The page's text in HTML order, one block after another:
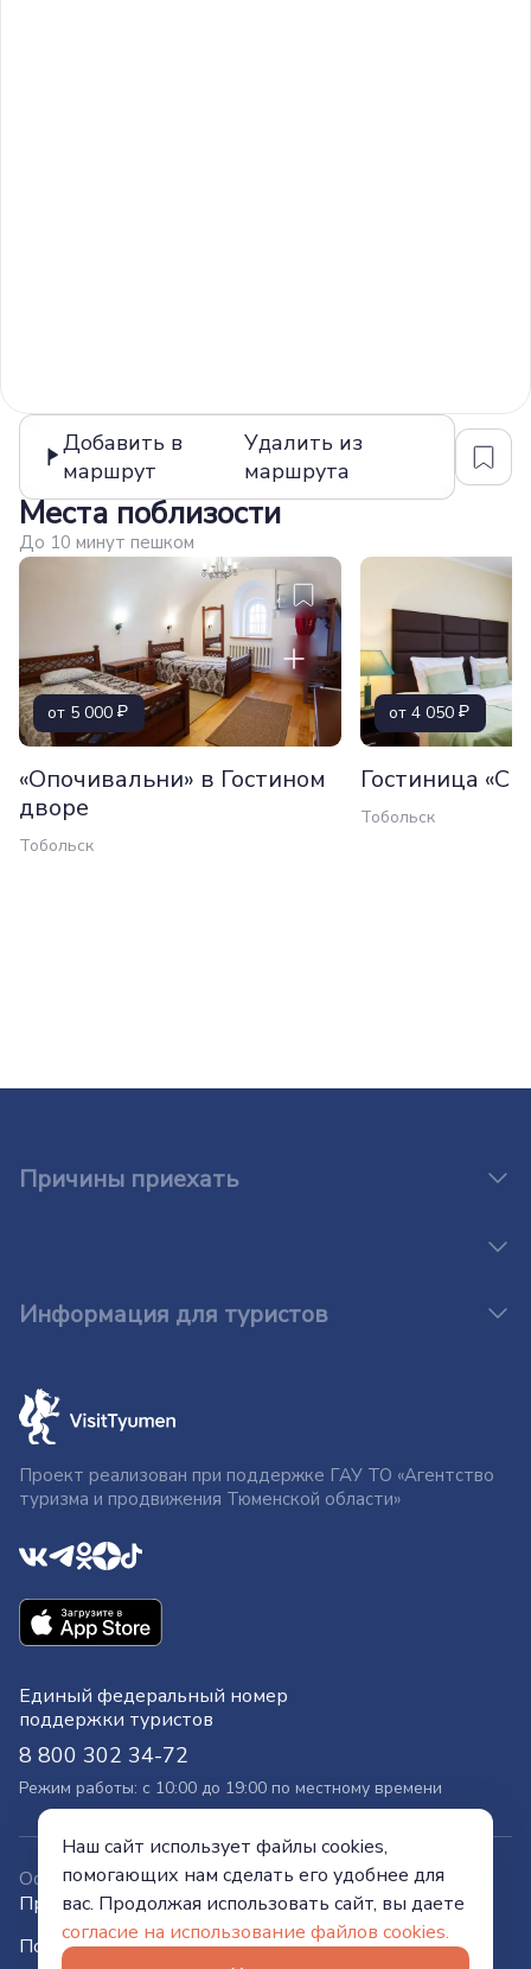
Добавить в
маршрут
Удалить из
маршрута
Места поблизости
До 10 минут пешком
от 5 000
«Опочивальни» в Гостином
дворе
Тобольск
от 4 050
Гостиница
Тобольск
Причины приехать
Информация для туристов
Проект реализован при поддержке ГАУ ТО «Агентство
туризма и продвижения Тюменской области»
Единый федеральный номер
поддержки туристов
8 800 302 34-72
Режим работы: с 10:00 до 19:00 по местному времени
Официальный сайт
Правительства Тюменской области
Политика конфиденциальности
Наш сайт использует файлы cookies,
помогающих нам сделать его удобнее для
вас. Продолжая использовать сайт, вы даете
согласие на использование файлов cookies.